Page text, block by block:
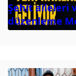
Şehit aileleri
düzenleme